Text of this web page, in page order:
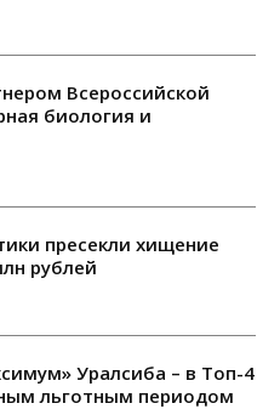
Всероссийской
биология и
пресекли хищение
рублей
Уралсиба – в Топ-4
льготным периодом